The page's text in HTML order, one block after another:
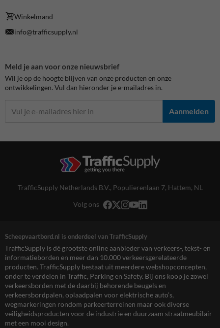
Winkelmand
info@trafficsupply.nl
Meld je aan voor onze nieuwsbrief
Wil je op de hoogte blijven van onze producten en onze
ontwikkelingen. Vul dan hieronder je e-mailadres in.
Aanmelden
TrafficSupply Netherlands B.V., Populierenlaan 7, Hattem, NL
Volg ons
Scheepvaartbord.nl is onderdeel van TrafficSupply
TrafficSupply is dé grootste online aanbieder van verkeers-, tekst- en
informatieborden en meer dan 10.000 verkeersgerelateerde
producten. TrafficSupply bestaat uit meerdere webshopconcepten,
onder te verdelen in Traffic, Parking en Safety. Bij ons koop je zowel
verkeersborden met de daarbij behorende beugels en
verkeersbordpalen, oplaadpalen voor elektrische auto’s,
wegmarkeringen rondom parkeerterreinen maar ook diverse
veiligheidsproducten voor de industrie en duurzaam straatmeubilair
met een mooi design.